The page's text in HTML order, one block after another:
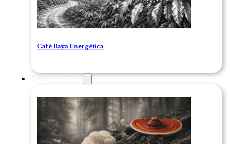
Café Baya Energética
BIENESTAR